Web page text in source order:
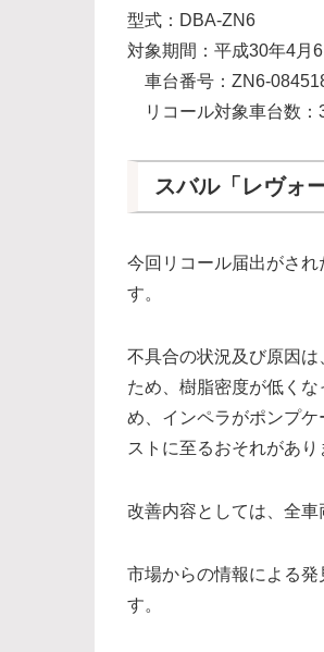
型式：DBA-ZN6
対象期間：平成30年4月
車台番号：ZN6-
リコール対象車台数：
スバル「レヴォ
今回リコール届出がさ
す。
不具合の状況及び原因
ため、樹脂密度が低く
め、インペラがポンプ
ストに至るおそれがあり
改善内容としては、全車
市場からの情報による
す。